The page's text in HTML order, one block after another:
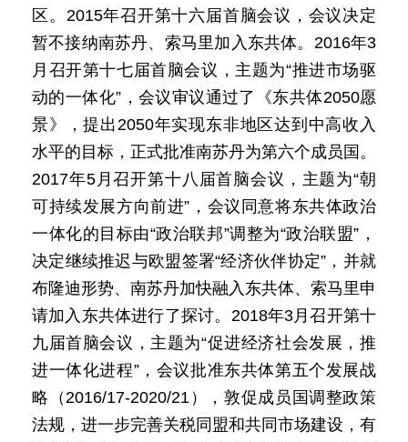
区。2015年召开第十六届首脑会议，会议决定
暂不接纳南苏丹、索马里加入东共体。2016年3
月召开第十七届首脑会议，主题为“推进市场驱
动的一体化”，会议审议通过了《东共体2050愿
景》，提出2050年实现东非地区达到中高收入
水平的目标，正式批准南苏丹为第六个成员国。
2017年5月召开第十八届首脑会议，主题为“朝
可持续发展方向前进”，会议同意将东共体政治
一体化的目标由“政治联邦”调整为“政治联盟”，
决定继续推迟与欧盟签署“经济伙伴协定”，并就
布隆迪形势、南苏丹加快融入东共体、索马里申
请加入东共体进行了探讨。2018年3月召开第十
九届首脑会议，主题为“促进经济社会发展，推
进一体化进程”，会议批准东共体第五个发展战
略（2016/17-2020/21），敦促成员国调整政策
法规，进一步完善关税同盟和共同市场建设，有